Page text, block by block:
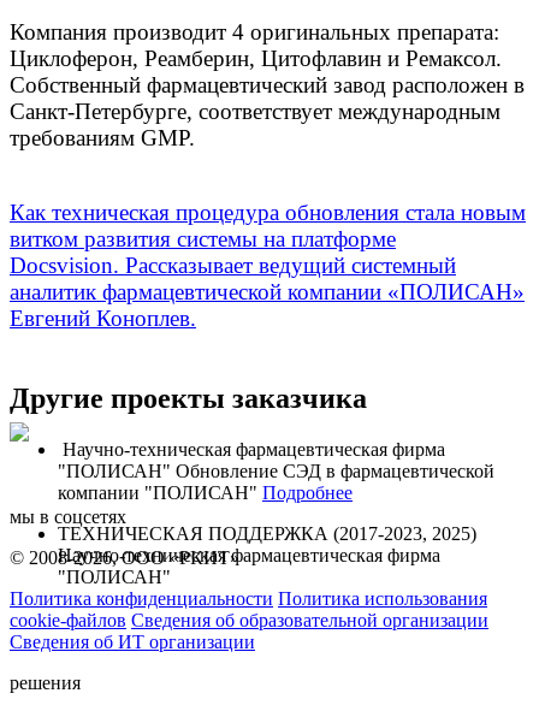
Компания производит 4 оригинальных препарата:
Циклоферон, Реамберин, Цитофлавин и Ремаксол.
Собственный фармацевтический завод расположен в
Санкт-Петербурге, соответствует международным
требованиям GMP.
Как техническая процедура обновления стала новым
витком развития системы на платформе
Docsvision. Рассказывает ведущий системный
аналитик фармацевтической компании «ПОЛИСАН»
Евгений Коноплев.
Другие проекты заказчика
Научно-техническая фармацевтическая фирма
"ПОЛИСАН" Обновление СЭД в фармацевтической
компании "ПОЛИСАН" Подробнее
ТЕХНИЧЕСКАЯ ПОДДЕРЖКА (2017-2023, 2025)
Научно-техническая фармацевтическая фирма
"ПОЛИСАН"
мы в соцсетях
© 2008-2026, ООО «РКИТ»
Политика конфиденциальности Политика использования
cookie-файлов Сведения об образовательной организации
Сведения об ИТ организации
решения